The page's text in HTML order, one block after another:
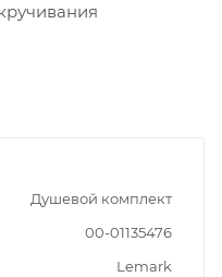
Душевой комплект
00-01135476
Lemark